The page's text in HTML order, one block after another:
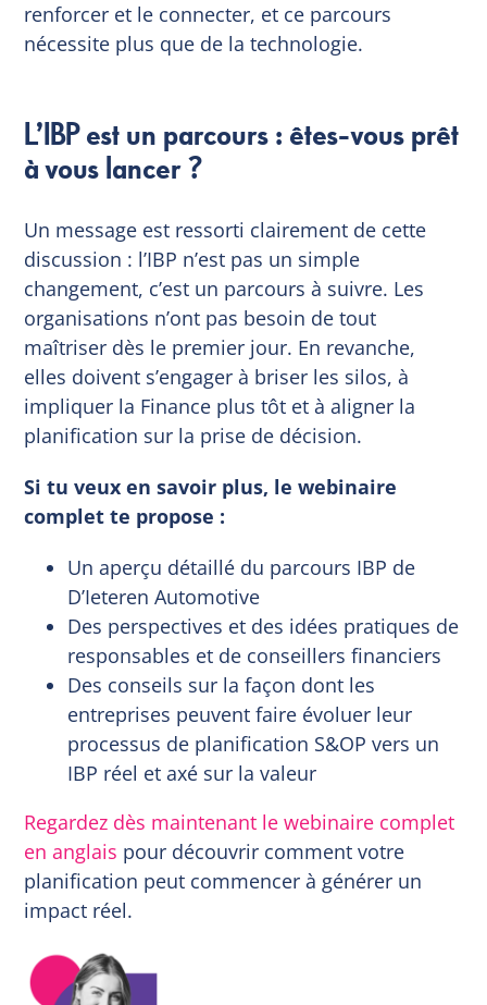
renforcer et le connecter, et ce parcours
nécessite plus que de la technologie.
L’IBP est un parcours : êtes-vous prêt
à vous lancer ?
Un message est ressorti clairement de cette
discussion : l’IBP n’est pas un simple
changement, c’est un parcours à suivre. Les
organisations n’ont pas besoin de tout
maîtriser dès le premier jour. En revanche,
elles doivent s’engager à briser les silos, à
impliquer la Finance plus tôt et à aligner la
planification sur la prise de décision.
Si tu veux en savoir plus, le webinaire
complet te propose :
Un aperçu détaillé du parcours IBP de
D’Ieteren Automotive
Des perspectives et des idées pratiques de
responsables et de conseillers financiers
Des conseils sur la façon dont les
entreprises peuvent faire évoluer leur
processus de planification S&OP vers un
IBP réel et axé sur la valeur
Regardez dès maintenant le webinaire complet
en anglais pour découvrir comment votre
planification peut commencer à générer un
impact réel.